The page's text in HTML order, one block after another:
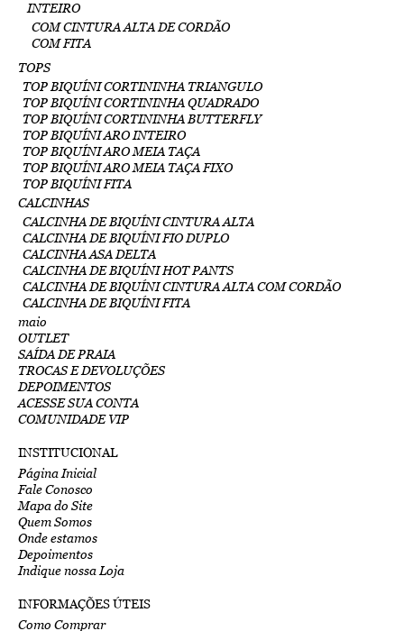
INTEIRO
COM CINTURA ALTA DE CORDÃO
COM FITA
TOPS
TOP BIQUÍNI CORTININHA TRIANGULO
TOP BIQUÍNI CORTININHA QUADRADO
TOP BIQUÍNI CORTININHA BUTTERFLY
TOP BIQUÍNI ARO INTEIRO
TOP BIQUÍNI ARO MEIA TAÇA
TOP BIQUÍNI ARO MEIA TAÇA FIXO
TOP BIQUÍNI FITA
CALCINHAS
CALCINHA DE BIQUÍNI CINTURA ALTA
CALCINHA DE BIQUÍNI FIO DUPLO
CALCINHA ASA DELTA
CALCINHA DE BIQUÍNI HOT PANTS
CALCINHA DE BIQUÍNI CINTURA ALTA COM CORDÃO
CALCINHA DE BIQUÍNI FITA
maio
OUTLET
SAÍDA DE PRAIA
TROCAS E DEVOLUÇÕES
DEPOIMENTOS
ACESSE SUA CONTA
COMUNIDADE VIP
INSTITUCIONAL
Página Inicial
Fale Conosco
Mapa do Site
Quem Somos
Onde estamos
Depoimentos
Indique nossa Loja
INFORMAÇÕES ÚTEIS
Como Comprar